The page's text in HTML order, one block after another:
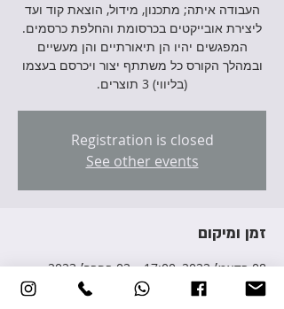
העבודה איתה; מתכנון, מידול, הוצאת קוד ועד
המפגשים יהיו הן תיאורתיים והן מעשיים
ובמהלך הקורס כל משתתף יצור ויכרסם בעצמו
(בליווי) 3 תוצרים.
Registration is closed
See other events
זמן ומיקום
08 בדצמ׳ 2022, 17:00 – 02 בפבר׳ 2023,
20:00
Yehud-Monosson, Avraham Giron St 3,